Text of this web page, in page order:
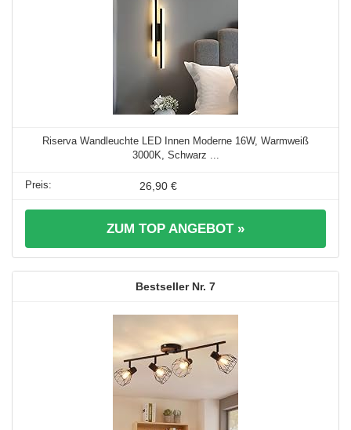
Riserva Wandleuchte LED Innen Moderne 16W, Warmweiß
3000K, Schwarz ...
26,90 €
ZUM TOP ANGEBOT »
7